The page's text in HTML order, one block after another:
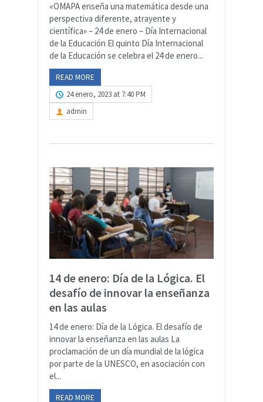
«OMAPA enseña una matemática desde una
perspectiva diferente, atrayente y
científica» – 24 de enero – Día Internacional
de la Educación El quinto Día Internacional
de la Educación se celebra el 24 de enero...
READ MORE
24 enero, 2023 at 7:40 PM
admin
14 de enero: Día de la Lógica. El
desafío de innovar la enseñanza
en las aulas
14 de enero: Día de la Lógica. El desafío de
innovar la enseñanza en las aulas La
proclamación de un día mundial de la lógica
por parte de la UNESCO, en asociación con
el...
READ MORE